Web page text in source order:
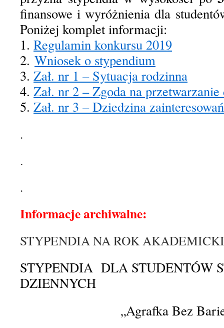
finansowe i wyróżnienia dla
Poniżej komplet informacji:
1. Regulamin konkursu 2019
2. Wniosek o stypendium
3. Zał. nr 1 – Sytuacja rodzinna
4. Zał. nr 2 – Zgoda na
5. Zał. nr 3 – Dziedzina
.
.
.
Informacje archiwalne:
STYPENDIA NA ROK
STYPENDIA DLA STUDENTÓW
DZIENNYCH
„Agrafka Bez